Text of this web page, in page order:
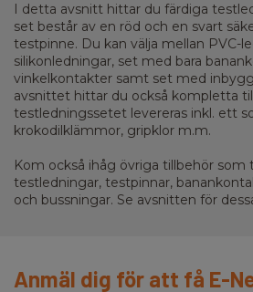
I detta avsnitt hittar du färdiga
set består av en röd och en svart
testpinne. Du kan välja mellan PVC-
silikonledningar, set med bara
vinkelkontakter samt set med
avsnittet hittar du också kompletta
testledningssetet levereras inkl. ett
krokodilklämmor, gripklor m.m.
Kom också ihåg övriga tillbehör som
testledningar, testpinnar,
och bussningar. Se avsnitten för
Anmäl dig för att få E-